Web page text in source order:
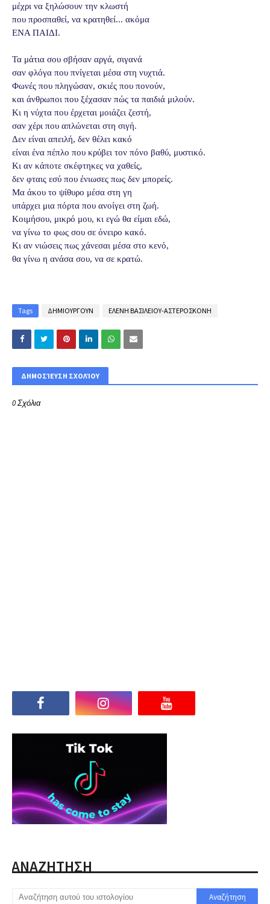
μέχρι να ξηλώσουν την κλωστή
που προσπαθεί, να κρατηθεί... ακόμα
ΕΝΑ ΠΑΙΔΙ.
Τα μάτια σου σβήσαν αργά, σιγανά
σαν φλόγα που πνίγεται μέσα στη νυχτιά.
Φωνές που πληγώσαν, σκιές που πονούν,
και άνθρωποι που ξέχασαν πώς τα παιδιά μιλούν.
Κι η νύχτα που έρχεται μοιάζει ζεστή,
σαν χέρι που απλώνεται στη σιγή.
Δεν είναι απειλή, δεν θέλει κακό
είναι ένα πέπλο που κρύβει τον πόνο βαθύ, μυστικό.
Κι αν κάποτε σκέφτηκες να χαθείς,
δεν φταις εσύ που ένιωσες πως δεν μπορείς.
Μα άκου το ψίθυρο μέσα στη γη
υπάρχει μια πόρτα που ανοίγει στη ζωή.
Κοιμήσου, μικρό μου, κι εγώ θα είμαι εδώ,
να γίνω το φως σου σε όνειρο κακό.
Κι αν νιώσεις πως χάνεσαι μέσα στο κενό,
θα γίνω η ανάσα σου, να σε κρατώ.
Tags ΔΗΜΙΟΥΡΓΟΥΝ ΕΛΕΝΗ ΒΑΣΙΛΕΙΟΥ-ΑΣΤΕΡΟΣΚΟΝΗ
ΔΗΜΟΣΊΕΥΣΗ ΣΧΟΛΊΟΥ
0 Σχόλια
ΑΝΑΖΗΤΗΣΗ